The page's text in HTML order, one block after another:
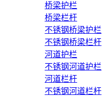
桥梁护栏
桥梁栏杆
不锈钢桥梁护栏
不锈钢桥梁栏杆
河道护栏
不锈钢河道护栏
河道栏杆
不锈钢河道栏杆